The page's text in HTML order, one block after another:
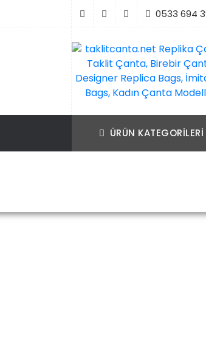
0533 694
Bags, Kadın Çanta
ÜRÜN KATEGORILERI